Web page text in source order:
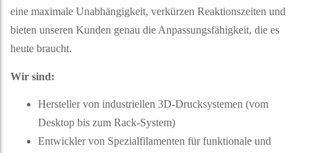
eine maximale Unabhängigkeit, verkürzen Reaktionszeiten und
bieten unseren Kunden genau die Anpassungsfähigkeit, die es
heute braucht.
Wir sind:
Hersteller von industriellen 3D-Drucksystemen (vom
Desktop bis zum Rack-System)
Entwickler von Spezialfilamenten für funktionale und